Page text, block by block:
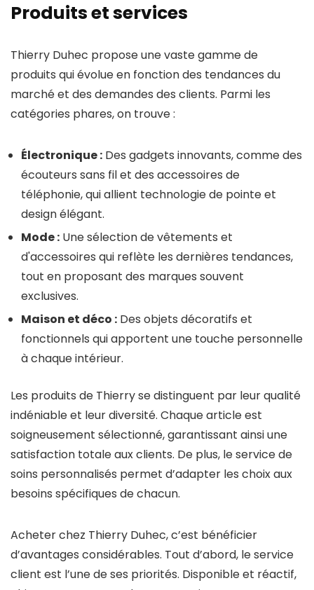
Produits et services
Thierry Duhec propose une vaste gamme de
produits qui évolue en fonction des tendances du
marché et des demandes des clients. Parmi les
catégories phares, on trouve :
Électronique : Des gadgets innovants, comme des
écouteurs sans fil et des accessoires de
téléphonie, qui allient technologie de pointe et
design élégant.
Mode : Une sélection de vêtements et
d'accessoires qui reflète les dernières tendances,
tout en proposant des marques souvent
exclusives.
Maison et déco : Des objets décoratifs et
fonctionnels qui apportent une touche personnelle
à chaque intérieur.
Les produits de Thierry se distinguent par leur qualité
indéniable et leur diversité. Chaque article est
soigneusement sélectionné, garantissant ainsi une
satisfaction totale aux clients. De plus, le service de
soins personnalisés permet d’adapter les choix aux
besoins spécifiques de chacun.
Acheter chez Thierry Duhec, c’est bénéficier
d’avantages considérables. Tout d’abord, le service
client est l’une de ses priorités. Disponible et réactif,